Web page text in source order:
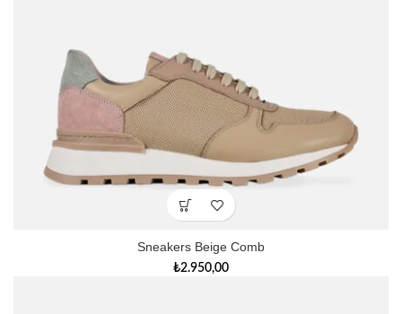
Sneakers Beige Comb
₺2.950,00